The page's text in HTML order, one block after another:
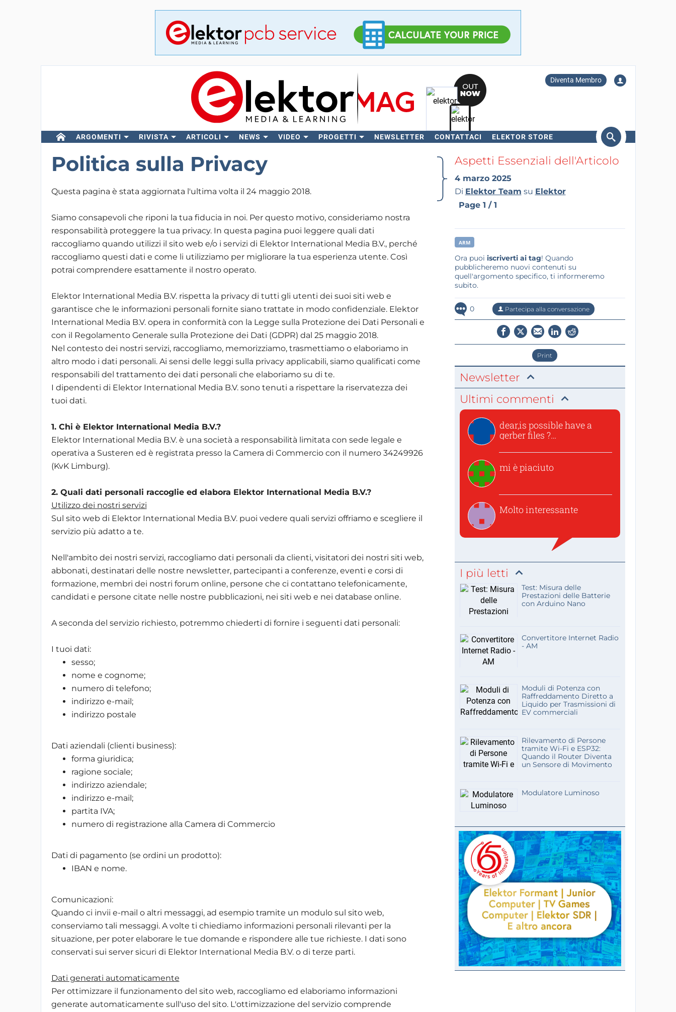
Diventa Membro
ARGOMENTI RIVISTA ARTICOLI NEWS VIDEO PROGETTI NEWSLETTER CONTATTACI ELEKTOR STORE
Cerca
Politica sulla Privacy
Questa pagina è stata aggiornata l'ultima volta il 24 maggio 2018.
Siamo consapevoli che riponi la tua fiducia in noi. Per questo motivo, consideriamo nostra
responsabilità proteggere la tua privacy. In questa pagina puoi leggere quali dati
raccogliamo quando utilizzi il sito web e/o i servizi di Elektor International Media B.V., perché
raccogliamo questi dati e come li utilizziamo per migliorare la tua esperienza utente. Così
potrai comprendere esattamente il nostro operato.
Elektor International Media B.V. rispetta la privacy di tutti gli utenti dei suoi siti web e
garantisce che le informazioni personali fornite siano trattate in modo confidenziale. Elektor
International Media B.V. opera in conformità con la Legge sulla Protezione dei Dati Personali e
con il Regolamento Generale sulla Protezione dei Dati (GDPR) dal 25 maggio 2018.
Nel contesto dei nostri servizi, raccogliamo, memorizziamo, trasmettiamo o elaboriamo in
altro modo i dati personali. Ai sensi delle leggi sulla privacy applicabili, siamo qualificati come
responsabili del trattamento dei dati personali che elaboriamo su di te.
I dipendenti di Elektor International Media B.V. sono tenuti a rispettare la riservatezza dei
tuoi dati.
1. Chi è Elektor International Media B.V.?
Elektor International Media B.V. è una società a responsabilità limitata con sede legale e
operativa a Susteren ed è registrata presso la Camera di Commercio con il numero 34249926
(KvK Limburg).
2. Quali dati personali raccoglie ed elabora Elektor International Media B.V.?
Utilizzo dei nostri servizi
Sul sito web di Elektor International Media B.V. puoi vedere quali servizi offriamo e scegliere il
servizio più adatto a te.
Nell'ambito dei nostri servizi, raccogliamo dati personali da clienti, visitatori dei nostri siti web,
abbonati, destinatari delle nostre newsletter, partecipanti a conferenze, eventi e corsi di
formazione, membri dei nostri forum online, persone che ci contattano telefonicamente,
candidati e persone citate nelle nostre pubblicazioni, nei siti web e nei database online.
A seconda del servizio richiesto, potremmo chiederti di fornire i seguenti dati personali:
I tuoi dati:
sesso;
nome e cognome;
numero di telefono;
indirizzo e-mail;
indirizzo postale
Dati aziendali (clienti business):
forma giuridica;
ragione sociale;
indirizzo aziendale;
indirizzo e-mail;
partita IVA;
numero di registrazione alla Camera di Commercio
Dati di pagamento (se ordini un prodotto):
IBAN e nome.
Comunicazioni:
Quando ci invii e-mail o altri messaggi, ad esempio tramite un modulo sul sito web,
conserviamo tali messaggi. A volte ti chiediamo informazioni personali rilevanti per la
situazione, per poter elaborare le tue domande e rispondere alle tue richieste. I dati sono
conservati sui server sicuri di Elektor International Media B.V. o di terze parti.
Dati generati automaticamente
Per ottimizzare il funzionamento del sito web, raccogliamo ed elaboriamo informazioni
generate automaticamente sull'uso del sito. L'ottimizzazione del servizio comprende
Aspetti Essenziali dell'Articolo
4 marzo 2025
Di Elektor Team su Elektor
Page 1 / 1
ARM
Ora puoi iscriverti ai tag! Quando
pubblicheremo nuovi contenuti su
quell'argomento specifico, ti informeremo
subito.
0 Partecipa alla conversazione
Print
Newsletter
Ultimi commenti
dear,is possible have a
gerber files ?
mi è piaciuto
Molto interessante
I più letti
Test: Misura delle
Prestazioni delle Batterie
con Arduino Nano
Convertitore Internet Radio
- AM
Moduli di Potenza con
Raffreddamento Diretto a
Liquido per Trasmissioni di
EV commerciali
Rilevamento di Persone
tramite Wi-Fi e ESP32:
Quando il Router Diventa
un Sensore di Movimento
Modulatore Luminoso